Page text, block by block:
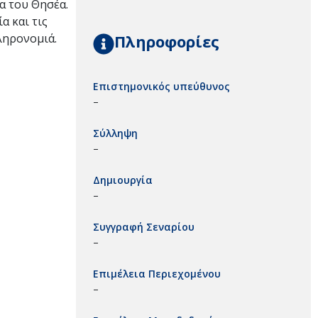
του Θησέα.
και τις
Πληροφορίες
Επιστημονικός υπεύθυνος
–
Σύλληψη
–
Δημιουργία
–
Συγγραφή Σεναρίου
–
Επιμέλεια Περιεχομένου
–